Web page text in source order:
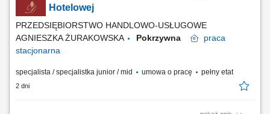
współpraca z innymi działami hotelu, dbanie o porządek i wizerunek
recepcji.
Hotelowej
PRZEDSIĘBIORSTWO HANDLOWO-USŁUGOWE
AGNIESZKA ŻURAKOWSKA
Pokrzywna
praca
stacjonarna
specjalista / specjalistka junior / mid umowa o pracę pełny etat
2 dni